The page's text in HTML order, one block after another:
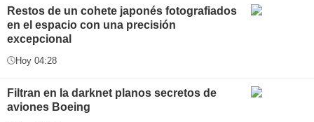
Restos de un cohete japonés fotografiados
en el espacio con una precisión
excepcional
Hoy 04:28
Filtran en la darknet planos secretos de
aviones Boeing